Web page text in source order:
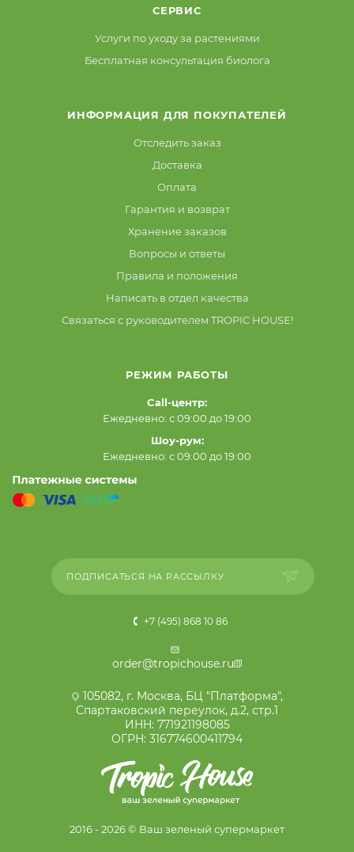
СЕРВИС
Услуги по уходу за растениями
Бесплатная консультация биолога
ИНФОРМАЦИЯ ДЛЯ ПОКУПАТЕЛЕЙ
Отследить заказ
Доставка
Оплата
Гарантия и возврат
Хранение заказов
Вопросы и ответы
Правила и положения
Написать в отдел качества
Связаться с руководителем TROPIC HOUSE!
РЕЖИМ РАБОТЫ
Call-центр:
Ежедневно: с 09:00 до 19:00
Шоу-рум:
Ежедневно: с 09:00 до 19:00
ПОДПИСАТЬСЯ НА РАССЫЛКУ
+7 (495) 868 10 86
order@tropichouse.ru
105082, г. Москва, БЦ "Платформа",
Спартаковский переулок, д.2, стр.1
ИНН: 771921198085
ОГРН: 316774600411794
2016 - 2026 © Ваш зеленый супермаркет